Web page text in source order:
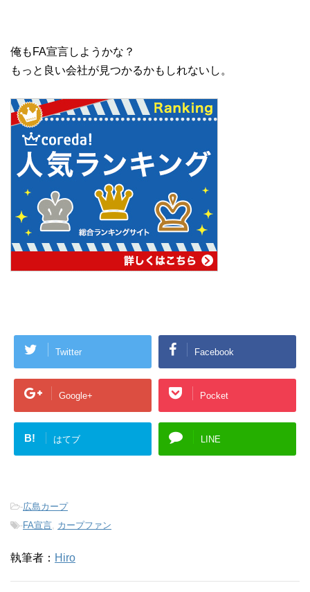
俺もFA宣言しようかな？
もっと良い会社が見つかるかもしれないし。
Twitter Facebook
Google+ Pocket
B! はてブ LINE
-広島カープ
-FA宣言, カープファン
執筆者： Hiro